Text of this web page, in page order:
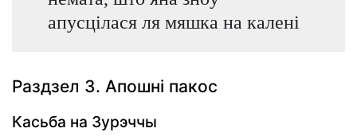
апусцілася ля мяшка на калені
Раздзел 3. Апошні пакос
Касьба на Зурэччы